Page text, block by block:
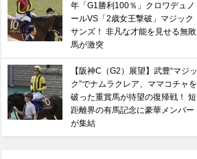
年「G1勝利100％」クロワデュノ
ールVS「2歳女王撃破」マジック
サンズ！ 非凡な才能を見せる無敗
馬が激突
【阪神C（G2）展望】武豊“マジッ
ク”でナムラクレア、ママコチャを
破った重賞馬が待望の復帰戦！ 短
距離界の有馬記念に豪華メンバー
が集結